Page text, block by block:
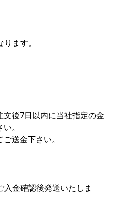
ます。
後7日以内に当社指定の金
。
送金下さい。
金確認後発送いたしま